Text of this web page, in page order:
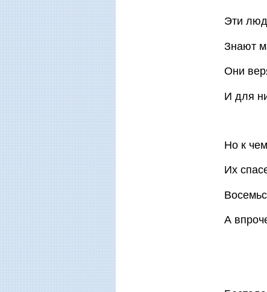
Эти
Знают
Они
И для
Но к
Их
А